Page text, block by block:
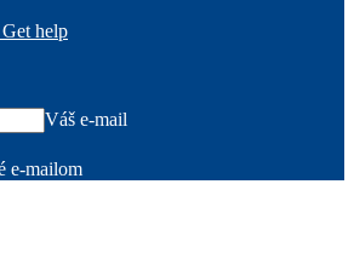
help
Váš e-mail
e-mailom